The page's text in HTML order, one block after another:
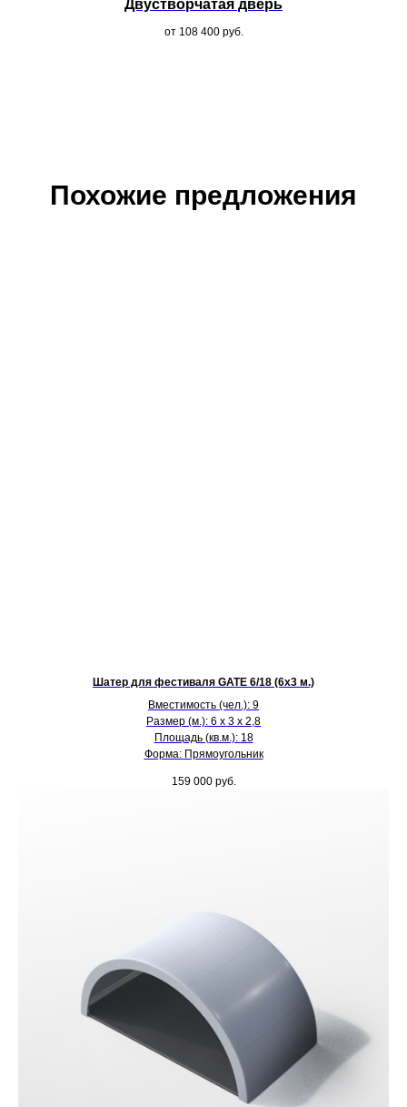
Двустворчатая дверь
от 108 400 руб.
Похожие предложения
Шатер для фестиваля GATE 6/18 (6х3 м.)
Вместимость (чел.): 9
Размер (м.): 6 х 3 х 2,8
Площадь (кв.м.): 18
Форма: Прямоугольник
159 000 руб.